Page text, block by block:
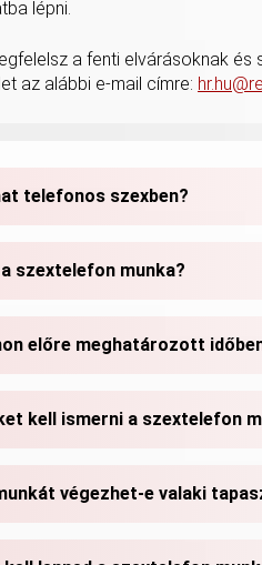
lépni.
a fenti elvárásoknak
az alábbi e-mail címre:
telefonos szexben?
szextelefon munka?
előre meghatározott
kell ismerni a szextelefon
végezhet-e valaki